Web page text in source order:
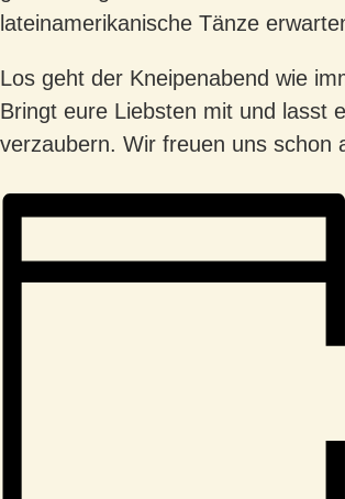
lateinamerikanische Tänze
Los geht der Kneipenabend wie
Bringt eure Liebsten mit und lasst
verzaubern. Wir freuen uns schon